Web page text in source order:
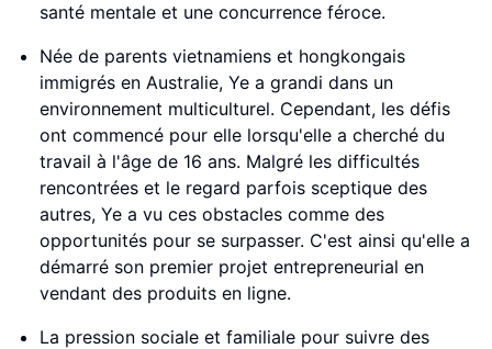
santé mentale et une concurrence féroce.
Née de parents vietnamiens et hongkongais
immigrés en Australie, Ye a grandi dans un
environnement multiculturel. Cependant, les défis
ont commencé pour elle lorsqu'elle a cherché du
travail à l'âge de 16 ans. Malgré les difficultés
rencontrées et le regard parfois sceptique des
autres, Ye a vu ces obstacles comme des
opportunités pour se surpasser. C'est ainsi qu'elle a
démarré son premier projet entrepreneurial en
vendant des produits en ligne.
La pression sociale et familiale pour suivre des